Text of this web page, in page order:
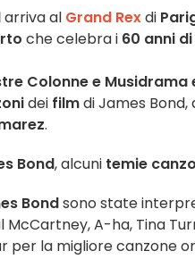
arriva al Grand Rexdi
che celebra i 60 anni
Colonne e Musidrama
dei filmdi James
.
Bond, alcuni temie
Bondsono state
McCartney, A-ha, Tina
per la migliore canzone